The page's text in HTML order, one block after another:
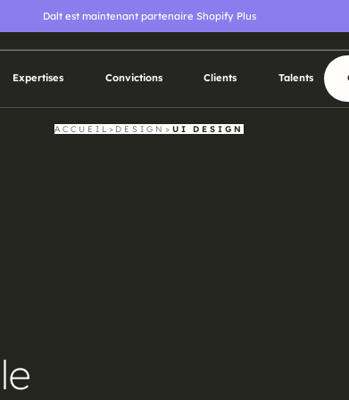
Dalt est maintenant partenaire Shopify Plus
Expertises
Convictions
Clients
Talents
ACCUEIL > DESIGN > UI DESIGN